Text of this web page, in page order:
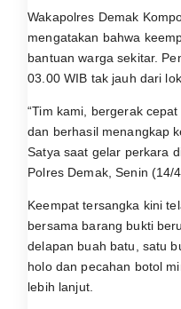
Wakapolres Demak
mengatakan bahwa
bantuan warga sekitar.
03.00 WIB tak jauh dari
“Tim kami, bergerak
dan berhasil menangkap
Satya saat gelar perkara
Polres Demak, Senin (14/
Keempat tersangka kini
bersama barang bukti
delapan buah batu, satu
holo dan pecahan botol
lebih lanjut.